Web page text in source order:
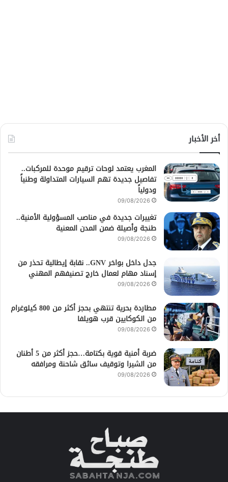
أخر الأخبار
المغرب يعتمد لوحات ترقيم موحدة للمركبات..
تفاصيل جديدة تهم السيارات المتداولة وطنياً
ودولياً
09/08/2026
تغييرات جديدة في مناصب المسؤولية الأمنية..
طنجة وأصيلة ضمن المدن المعنية
09/08/2026
جدل داخل بواخر GNV.. نقابة إيطالية تحذر من
إسناد مهام لعمال خارج تصنيفهم المهني
09/08/2026
مطاردة بحرية تنتهي بحجز أكثر من 800 كيلوغرام
من الكوكايين قرب هويلفا
09/08/2026
ضربة أمنية قوية بكتامة…حجز أكثر من 5 أطنان
من الشيرا وتوقيف سائق شاحنة ومرافقه
09/08/2026